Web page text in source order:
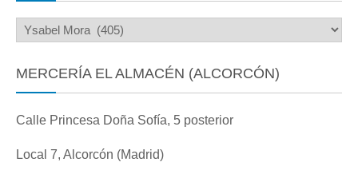
MERCERÍA EL ALMACÉN (ALCORCÓN)
Calle Princesa Doña Sofía, 5 posterior
Local 7, Alcorcón (Madrid)